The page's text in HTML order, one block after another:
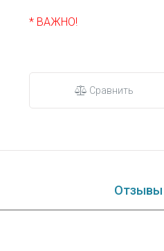
* ВАЖНО!
Сравнить
Отзывы